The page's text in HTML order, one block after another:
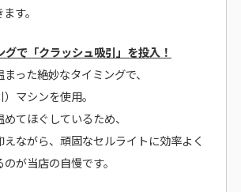
す。
グで「クラッシュ吸引」を投入！
った絶妙なタイミングで、
マシンを使用。
てほぐしているため、
ながら、頑固なセルライトに効率よく
が当店の自慢です。